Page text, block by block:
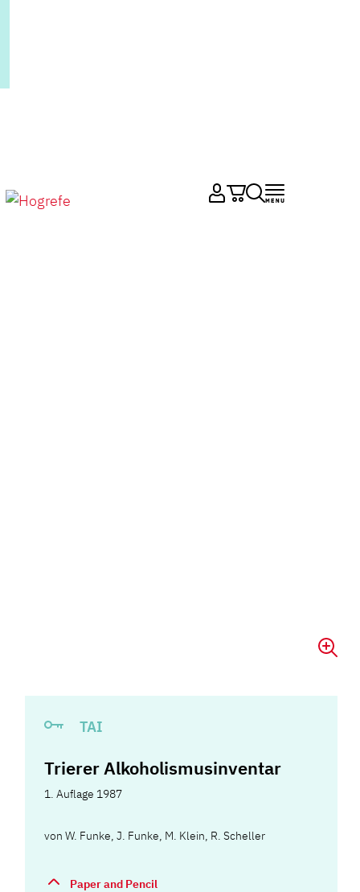
TAI
Trierer Alkoholismusinventar
1. Auflage 1987
vonW. Funke,J. Funke, M. Klein, R. Scheller
Paper and Pencil